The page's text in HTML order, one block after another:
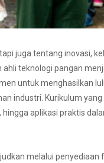
juga tentang inovasi,
teknologi pangan
untuk menghasilkan
industri. Kurikulum
aplikasi praktis
melalui